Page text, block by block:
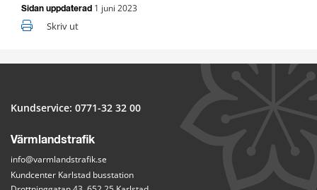
Sidan uppdaterad 1 juni 2023
Skriv ut
Kundservice: 0771-32 32 00
Värmlandstrafik
info@varmlandstrafik.se
Kundcenter Karlstad busstation